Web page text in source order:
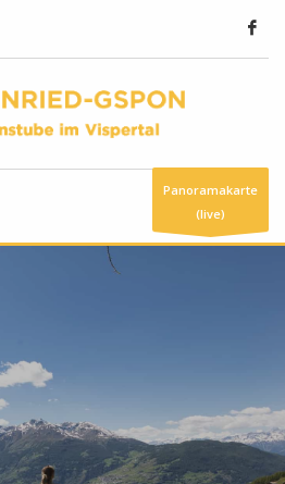
Panoramakarte
(live)